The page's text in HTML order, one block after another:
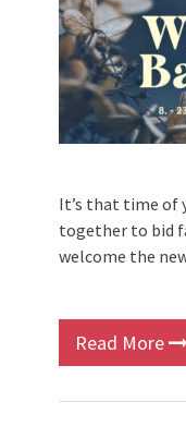
It’s that time of
together to bid
welcome the
Read More